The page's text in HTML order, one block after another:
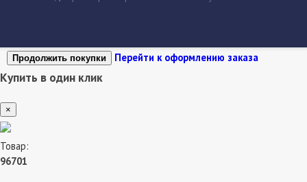
Продолжить покупки Перейти к оформлению заказа
Купить в один клик
×
Товар:
96701